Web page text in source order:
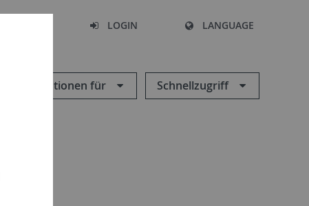
LOGIN LANGUAGE
Informationen für Schnellzugriff